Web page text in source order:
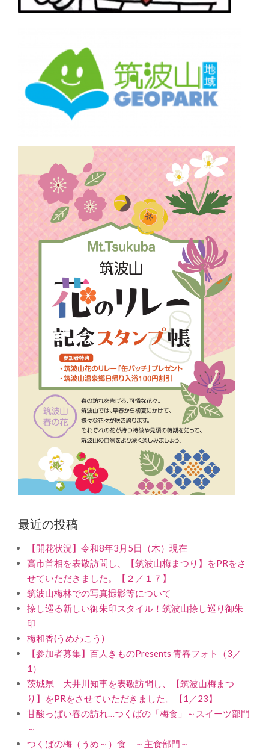
最近の投稿
【開花状況】令和8年3月5日（木）現在
高市首相を表敬訪問し、【筑波山梅まつり】をPRをさ
せていただきました。【２／１７】
筑波山梅林での写真撮影等について
捺し巡る新しい御朱印スタイル！筑波山捺し巡り御朱
印
梅和香(うめわこう)
【参加者募集】百人きものPresents 青春フォト（3／
1）
茨城県 大井川知事を表敬訪問し、【筑波山梅まつ
り】をPRをさせていただきました。【1／23】
甘酸っぱい春の訪れ…つくばの「梅食」～スイーツ部門
～
つくばの梅（うめ～）食 ～主食部門～